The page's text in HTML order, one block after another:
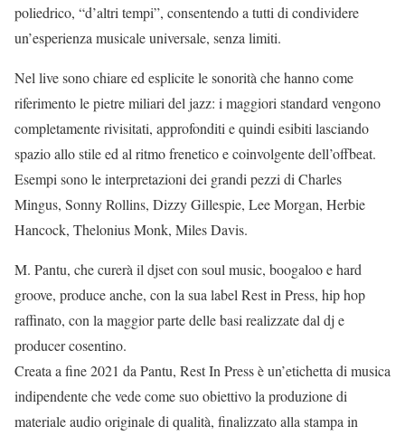
poliedrico, “d’altri tempi”, consentendo a tutti di condividere
un’esperienza musicale universale, senza limiti.
Nel live sono chiare ed esplicite le sonorità che hanno come
riferimento le pietre miliari del jazz: i maggiori standard vengono
completamente rivisitati, approfonditi e quindi esibiti lasciando
spazio allo stile ed al ritmo frenetico e coinvolgente dell’offbeat.
Esempi sono le interpretazioni dei grandi pezzi di Charles
Mingus, Sonny Rollins, Dizzy Gillespie, Lee Morgan, Herbie
Hancock, Thelonius Monk, Miles Davis.
M. Pantu, che curerà il djset con soul music, boogaloo e hard
groove, produce anche, con la sua label Rest in Press, hip hop
raffinato, con la maggior parte delle basi realizzate dal dj e
producer cosentino.
Creata a fine 2021 da Pantu, Rest In Press è un’etichetta di musica
indipendente che vede come suo obiettivo la produzione di
materiale audio originale di qualità, finalizzato alla stampa in